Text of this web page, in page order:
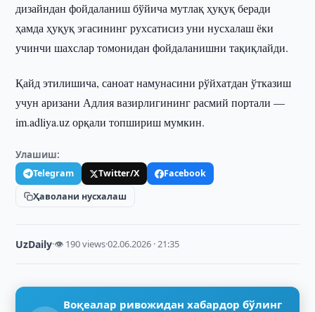
дизайндан фойдаланиш бўйича мутлақ ҳуқуқ беради
ҳамда ҳуқуқ эгасининг рухсатисиз уни нусхалаш ёки
учинчи шахслар томонидан фойдаланишни тақиқлайди.
Қайд этилишича, саноат намунасини рўйхатдан ўтказиш
учун аризани Адлия вазирлигининг расмий портали —
im.adliya.uz орқали топшириш мумкин.
Улашиш:
Telegram Twitter/X
Facebook
Ҳаволани нусхалаш
UzDaily·👁 190 views·02.06.2026 · 21:35
Воқеалар ривожидан хабардор бўлинг